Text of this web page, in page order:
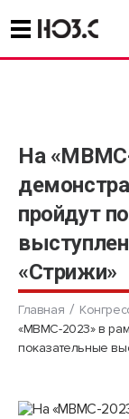
На
пройдут
«Стрижи»
Главная
«МВМС-2023» в
показательные